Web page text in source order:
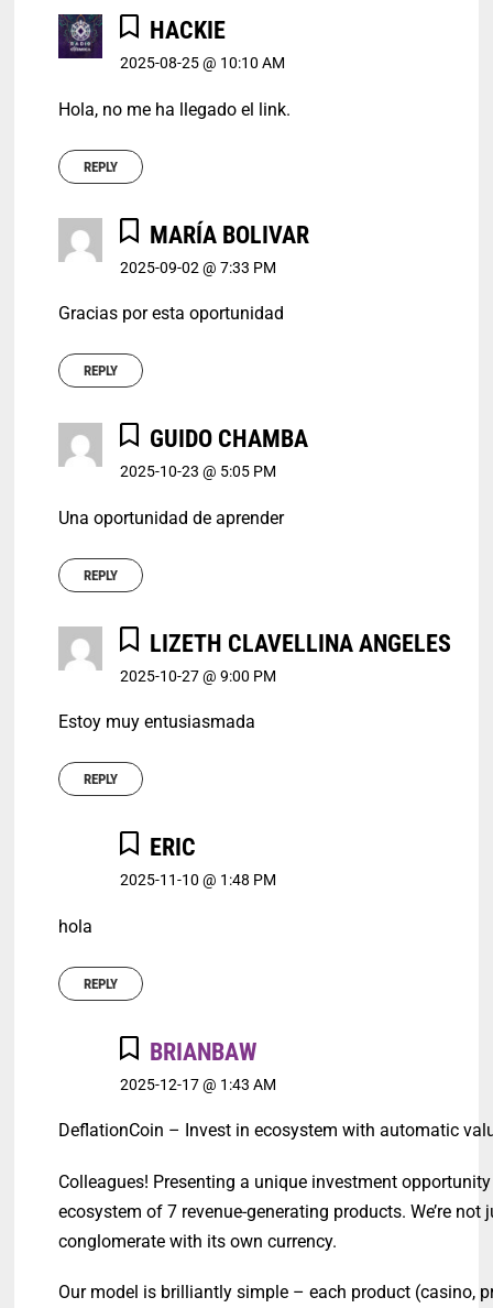
HACKIE
2025-08-25 @ 10:10 AM
Hola, no me ha llegado el link.
REPLY
MARÍA BOLIVAR
2025-09-02 @ 7:33 PM
Gracias por esta oportunidad
REPLY
GUIDO CHAMBA
2025-10-23 @ 5:05 PM
Una oportunidad de aprender
REPLY
LIZETH CLAVELLINA ANGELES
2025-10-27 @ 9:00 PM
Estoy muy entusiasmada
REPLY
ERIC
2025-11-10 @ 1:48 PM
hola
REPLY
BRIANBAW
2025-12-17 @ 1:43 AM
DeflationCoin – Invest in ecosystem with automatic
Colleagues! Presenting a unique investment
ecosystem of 7 revenue-generating products. We’re
conglomerate with its own currency.
Our model is brilliantly simple – each product (casino,